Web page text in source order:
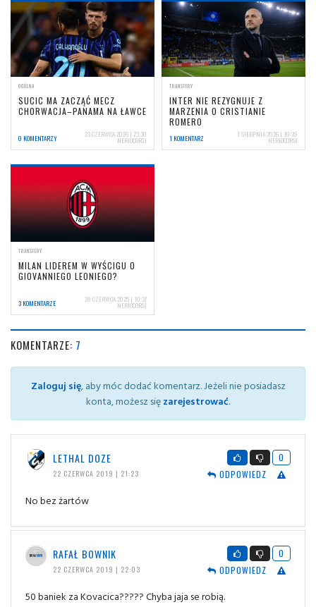
OGÓLNA
SUCIC MA ZACZĄĆ MECZ
CHORWACJA–PANAMA NA ŁAWCE
0 KOMENTARZY 23 CZERWCA 2026 | 23:30
NERIOCORSI
TRANSFERY
INTER NIE REZYGNUJE Z
MARZENIA O CRISTIANIE
ROMERO
1 KOMENTARZ 1 SIERPNIA 2026 | 10:39
NERIOCORSI
TRANSFERY
MILAN LIDEREM W WYŚCIGU O
GIOVANNIEGO LEONIEGO?
3 KOMENTARZE 28 CZERWCA 2025 | 10:37
NERIOCORSI
KOMENTARZE: 7
Zaloguj się, aby móc dodać komentarz. Jeżeli nie posiadasz
konta, możesz sięzarejestrować.
LETHAL DOZE
22 CZERWCA 2019 | 21:23
0
ODPOWIEDZ
No bez żartów
RAFAŁ BOWNIK
22 CZERWCA 2019 | 22:03
0
ODPOWIEDZ
50 baniek za Kovacica????? Chyba jaja se robią.